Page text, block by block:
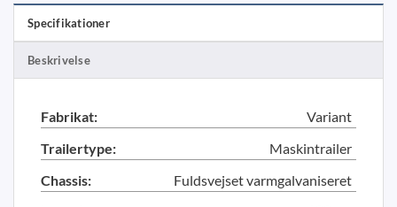
Specifikationer
Beskrivelse
Fabrikat:
Variant
Trailertype:
Maskintrailer
Chassis:
Fuldsvejset varmgalvaniseret